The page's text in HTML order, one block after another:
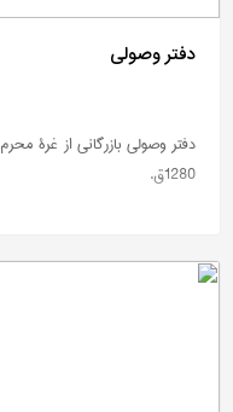
دفتر وصولی
دفتر وصولی بازرگانی از غرۀ محرم
1280ق.